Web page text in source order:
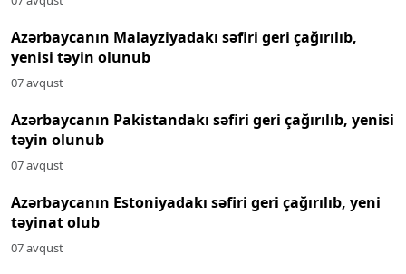
Azərbaycanın Malayziyadakı səfiri geri çağırılıb,
yenisi təyin olunub
07 avqust
Azərbaycanın Pakistandakı səfiri geri çağırılıb, yenisi
təyin olunub
07 avqust
Azərbaycanın Estoniyadakı səfiri geri çağırılıb, yeni
təyinat olub
07 avqust